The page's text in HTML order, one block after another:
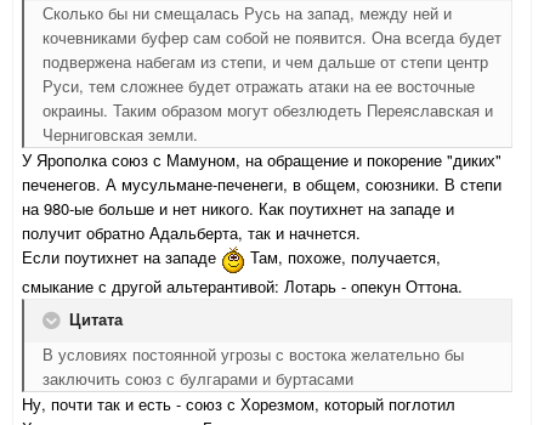
Сколько бы ни смещалась Русь на запад, между ней и
кочевниками буфер сам собой не появится. Она всегда будет
подвержена набегам из степи, и чем дальше от степи центр
Руси, тем сложнее будет отражать атаки на ее восточные
окраины. Таким образом могут обезлюдеть Переяславская и
Черниговская земли.
У Ярополка союз с Мамуном, на обращение и покорение "диких"
печенегов. А мусульмане-печенеги, в общем, союзники. В степи
на 980-ые больше и нет никого. Как поутихнет на западе и
получит обратно Адальберта, так и начнется.
Если поутихнет на западе
Там, похоже, получается,
смыкание с другой альтерантивой: Лотарь - опекун Оттона.
Цитата
В условиях постоянной угрозы с востока желательно бы
заключить союз с булгарами и буртасами
Ну, почти так и есть - союз с Хорезмом, который поглотил